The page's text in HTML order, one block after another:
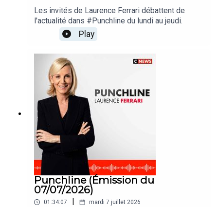
Les invités de Laurence Ferrari débattent de
l'actualité dans #Punchline du lundi au jeudi.
Play
Punchline (Émission du
07/07/2026)
01:34:07 | mardi 7 juillet 2026